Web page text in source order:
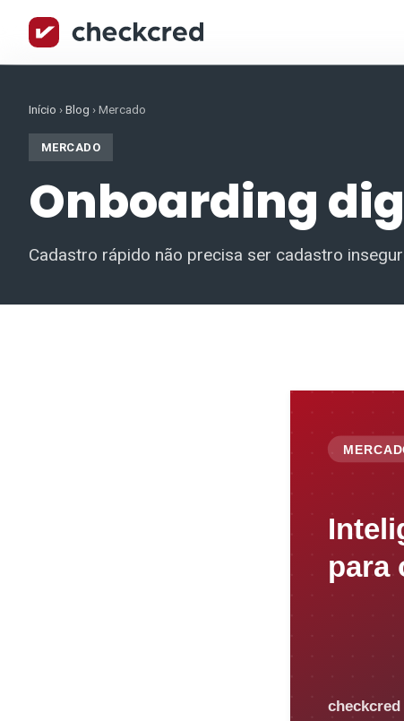
Início ›Blog ›Mercado
MERCADO
Onboarding
Cadastro rápido não precisa ser cadastro